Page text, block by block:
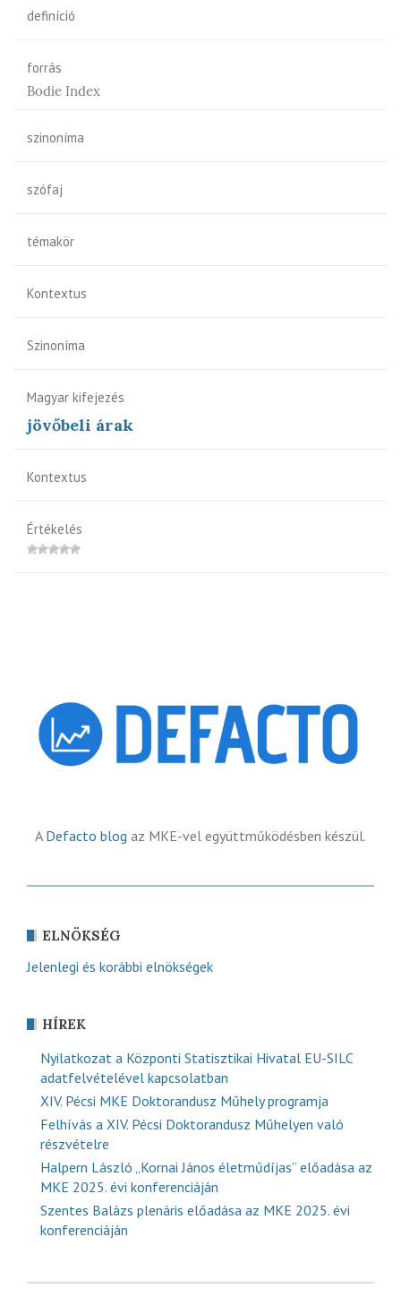
definíció
forrás
Bodie Index
szinoníma
szófaj
témakör
Kontextus
Szinoníma
Magyar kifejezés
jövőbeli árak
Kontextus
Értékelés
A Defacto blog az MKE-vel együttműködésben készül.
ELNÖKSÉG
Jelenlegi és korábbi elnökségek
HÍREK
Nyilatkozat a Központi Statisztikai Hivatal EU-SILC
adatfelvételével kapcsolatban
XIV. Pécsi MKE Doktorandusz Műhely programja
Felhívás a XIV. Pécsi Doktorandusz Műhelyen való
részvételre
Halpern László „Kornai János életműdíjas” előadása az
MKE 2025. évi konferenciáján
Szentes Balázs plenáris előadása az MKE 2025. évi
konferenciáján